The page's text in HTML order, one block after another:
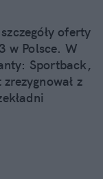
oferty
w Polsce. W
Sportback,
z